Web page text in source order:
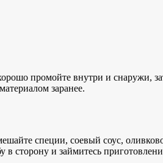
промойте внутри и снаружи,
заранее.
специи, соевый соус,
сторону и займитесь